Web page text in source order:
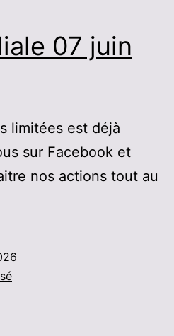
07 juin
limitées est déjà
sur Facebook et
nos actions tout au